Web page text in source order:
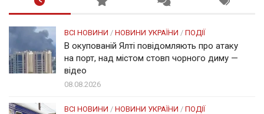
ВСІ НОВИНИ / НОВИНИ УКРАЇНИ / ПОДІЇ
В окупованій Ялті повідомляють про атаку
на порт, над містом стовп чорного диму —
відео
08.08.2026
ВСІ НОВИНИ / НОВИНИ УКРАЇНИ / ПОДІЇ